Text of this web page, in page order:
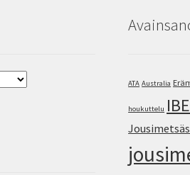
ATA Australia
houkuttelu